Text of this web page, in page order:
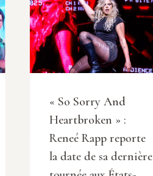
« So Sorry And
Heartbroken » :
Reneé Rapp reporte
la date de sa dernière